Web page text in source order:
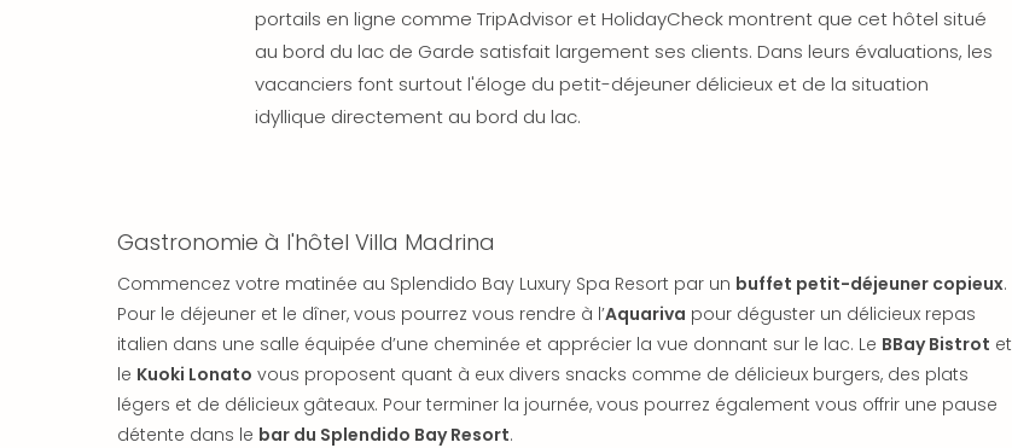
portails en ligne comme TripAdvisor et HolidayCheck montrent que cet hôtel situé
au bord du lac de Garde satisfait largement ses clients. Dans leurs évaluations, les
vacanciers font surtout l'éloge du petit-déjeuner délicieux et de la situation
idyllique directement au bord du lac.
Gastronomie à l'hôtel Villa Madrina
Commencez votre matinée au Splendido Bay Luxury Spa Resort par un buffet petit-déjeuner copieux.
Pour le déjeuner et le dîner, vous pourrez vous rendre à l’Aquariva pour déguster un délicieux repas
italien dans une salle équipée d’une cheminée et apprécier la vue donnant sur le lac. Le BBay Bistrot et
le Kuoki Lonato vous proposent quant à eux divers snacks comme de délicieux burgers, des plats
légers et de délicieux gâteaux. Pour terminer la journée, vous pourrez également vous offrir une pause
détente dans le bar du Splendido Bay Resort.